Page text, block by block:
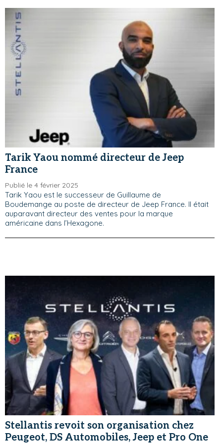
Tarik Yaou nommé directeur de Jeep
France
Publié le 4 février 2025
Tarik Yaou est le successeur de Guillaume de
Boudemange au poste de directeur de Jeep France. Il était
auparavant directeur des ventes pour la marque
américaine dans l’Hexagone.
Stellantis revoit son organisation chez
Peugeot, DS Automobiles, Jeep et Pro One